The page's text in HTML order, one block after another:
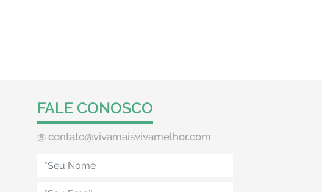
FALE CONOSCO
@ contato@vivamaisvivamelhor.com